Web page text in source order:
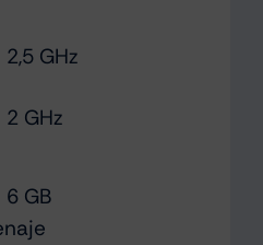
2,5 GHz
2 GHz
6 GB